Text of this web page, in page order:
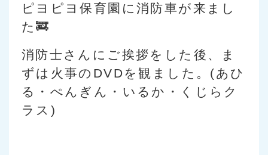
ピヨピヨ保育園に消防車が来まし
た🚒
消防士さんにご挨拶をした後、ま
ずは火事のDVDを観ました。(あひ
る・ぺんぎん・いるか・くじらク
ラス)